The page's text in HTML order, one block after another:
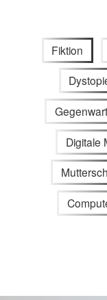
Fiktion
Digitale